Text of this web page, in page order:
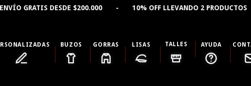
$200.000 - 10% OFF LLEVANDO 2 PRODUCTOS - 15%
BUZOS GORRAS LISAS TALLES AYUDA